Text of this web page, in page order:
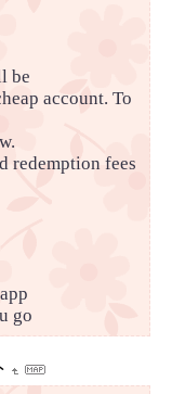
be
account. To
redemption fees
go